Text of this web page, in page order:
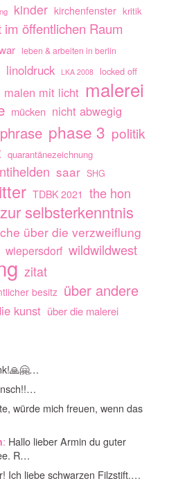
kinder kirchenfenster kritik
im öffentlichen Raum
leben & arbeiten in berlin
linoldruck LKA 2008 locked off
malen mit licht malerei
mücken nicht abwegig
phase 3 politik
quarantänezeichnung
saar SHG
TDBK 2021 the hon
selbsterkenntnis
über die verzweiflung
wiepersdorf wildwildwest
zitat
besitz über andere
kunst über die malerei
würde mich freuen, wenn das
: Hallo lieber Armin du guter
R…
Ich liebe schwarzen Filzstift.…